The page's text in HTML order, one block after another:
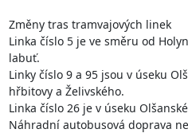
Změny tras tramvajových linek
Linka číslo 5 je ve směru od
labuť.
Linky číslo 9 a 95 jsou v úseku
hřbitovy a Želivského.
Linka číslo 26 je v úseku
Náhradní autobusová doprava